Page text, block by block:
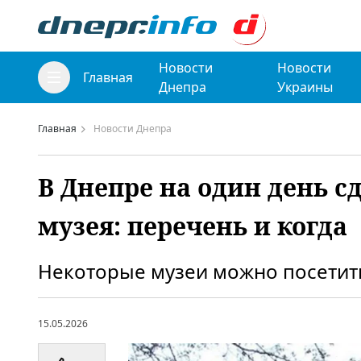
Главная
Новости
Днепра
Новости
Украины
Главная Новости Днепра
В Днепре на один день
музея: перечень и когда
Некоторые музеи можно
15.05.2026